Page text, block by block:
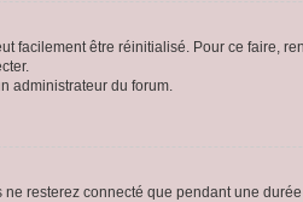
facilement être réinitialisé. Pour ce faire,
administrateur du forum.
ne resterez connecté que pendant une